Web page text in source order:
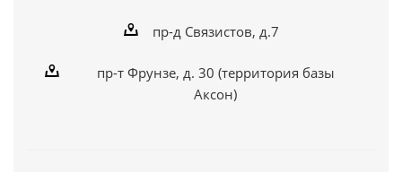
пр-д Связистов, д.7
пр-т Фрунзе, д. 30 (территория базы
Аксон)